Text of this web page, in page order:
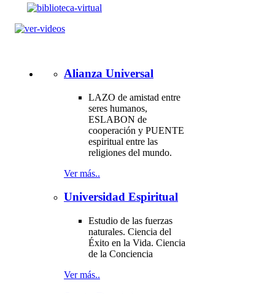
Alianza Universal
LAZO de amistad entre
seres humanos,
ESLABON de
cooperación y PUENTE
espiritual entre las
religiones del mundo.
Ver más..
Universidad Espiritual
Estudio de las fuerzas
naturales. Ciencia del
Éxito en la Vida. Ciencia
de la Conciencia
Ver más..